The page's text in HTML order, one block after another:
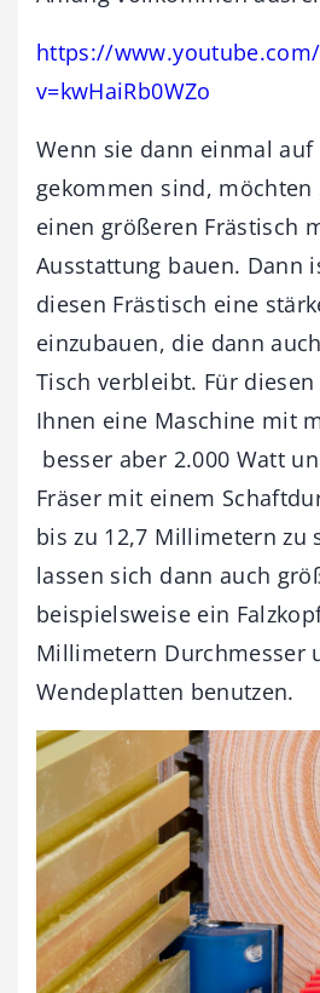
https://
v=kwHaiRb0WZo
Wenn sie dann einmal auf
gekommen sind,
einen größeren Frästisch
Ausstattung bauen. Dann
diesen Frästisch eine
einzubauen, die dann
Tisch verbleibt. Für
Ihnen eine Maschine mit
besser aber 2.000 Watt
Fräser mit einem
bis zu 12,7 Millimetern zu
lassen sich dann auch
beispielsweise ein
Millimetern Durchmesser
Wendeplatten benutzen.